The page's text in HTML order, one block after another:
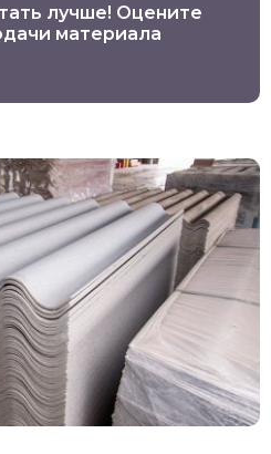
лучше! Оцените
материала